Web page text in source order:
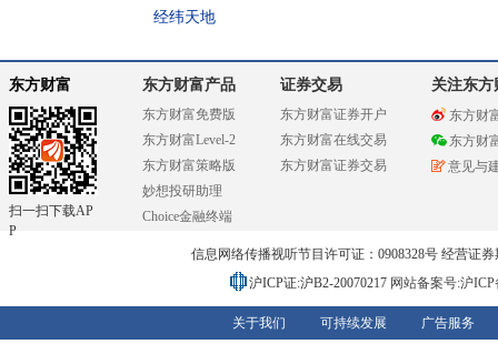
经纬天地
东方财富
扫一扫下载AP
P
东方财富产品
东方财富免费版
东方财富Level-2
东方财富策略版
妙想投研助理
Choice金融终端
证券交易
东方财富证券开户
东方财富在线交易
东方财富证券交易
关注东方
东方财
东方财
意见与
信息网络传播视听节目许可证：0908328号 经营证
沪ICP证:沪B2-20070217 网站备案号:沪
关于我们 可持续发展 广告服务